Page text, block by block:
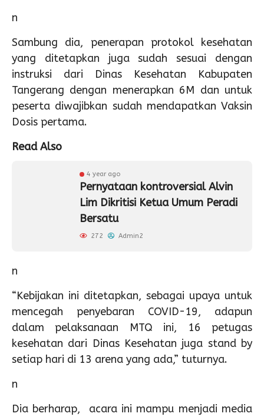
n
Sambung dia, penerapan protokol kesehatan
yang ditetapkan juga sudah sesuai dengan
instruksi dari Dinas Kesehatan Kabupaten
Tangerang dengan menerapkan 6M dan untuk
peserta diwajibkan sudah mendapatkan Vaksin
Dosis pertama.
Read Also
4 year ago
Pernyataan kontroversial Alvin
Lim Dikritisi Ketua Umum Peradi
Bersatu
272 Admin2
n
“Kebijakan ini ditetapkan, sebagai upaya untuk
mencegah penyebaran COVID-19, adapun
dalam pelaksanaan MTQ ini, 16 petugas
kesehatan dari Dinas Kesehatan juga stand by
setiap hari di 13 arena yang ada,” tuturnya.
n
Dia berharap, acara ini mampu menjadi media